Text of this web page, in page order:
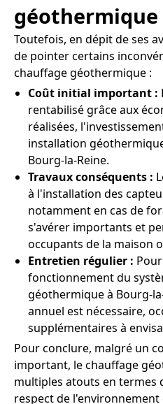
géothermique
Toutefois, en dépit de ses
de pointer certains
chauffage géothermique :
Coût initial important :
rentabilisé grâce aux
réalisées,
installation
Bourg-la-Reine.
Travaux conséquents :
à l'installation des
notamment en cas de
s'avérer importants et
occupants de la maison
Entretien régulier :
fonctionnement du
géothermique à Bourg-
annuel est nécessaire,
supplémentaires à
Pour conclure, malgré un
important, le chauffage
multiples atouts en termes
respect de